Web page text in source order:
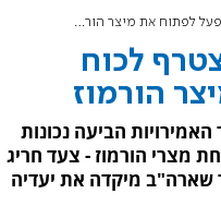
לפתוח את מיצר הורמוז
לכוח
הורמוז
האמירויות הביעה נכונות
מצרי הורמוז - צעד חריג
שארה"ב מיקדה את יעדיה